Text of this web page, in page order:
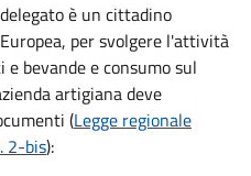
è un cittadino
per svolgere l'attività
bevande e consumo sul
artigiana deve
(Legge regionale
2-bis):